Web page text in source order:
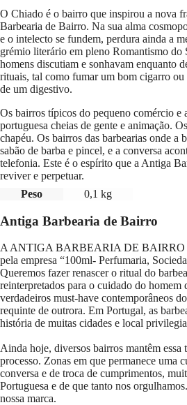
O Chiado é o bairro que inspirou a nova
Barbearia de Bairro. Na sua alma
e o intelecto se fundem, perdura ainda a
grémio literário em pleno Romantismo
homens discutiam e sonhavam enquanto
rituais, tal como fumar um bom cigarro
de um digestivo.
Os bairros típicos do pequeno comércio e
portuguesa cheias de gente e animação.
chapéu. Os bairros das barbearias onde a
sabão de barba e pincel, e a conversa
telefonia. Este é o espírito que a Antiga
reviver e perpetuar.
Peso
0,1 kg
Antiga Barbearia de Bairro
A ANTIGA BARBEARIA DE BAIRRO
pela empresa “100ml- Perfumaria,
Queremos fazer renascer o ritual do
reinterpretados para o cuidado do homem
verdadeiros must-have contemporâneos
requinte de outrora. Em Portugal, as
história de muitas cidades e local
Ainda hoje, diversos bairros mantêm
processo. Zonas em que permanece uma
conversa e de troca de cumprimentos,
Portuguesa e de que tanto nos
nossa marca.